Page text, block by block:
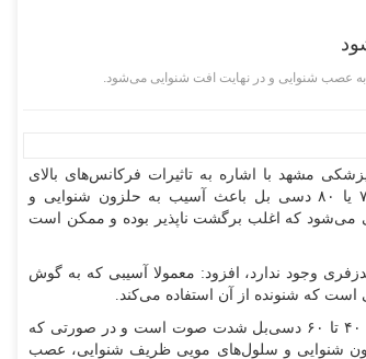
مشهد با اشاره به تاثیرات فرکانس‌های بالای
صوتی در کاهش قدرت شنوایی افراد گفت: شدت صدای بالاتر از ۷۰ یا ۸۰ دسی بل باعث آسیب به حلزون شنوایی و
که اغلب برگشت ناپذیر بوده و ممکن است
وجود ندارد، افزود: معمولا آسیبی که به گوش
که شنونده از آن استفاده می‌کند.
وی افزود: معمولا شدت صدایی که ما روزمره با آن سرو کار داریم بین ۴۰ تا ۶۰ دسی‌بل شدت صوت است و در صورتی که
باعث آسیب به حلزون شنوایی و سلول‌های مویی ظریف شنوایی، عصب